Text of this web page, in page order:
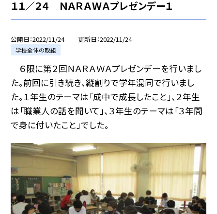
１１／２４ ＮＡＲＡＷＡプレゼンデー１
公開日 2022/11/24 更新日 2022/11/24
学校全体の取組
６限に第２回ＮＡＲＡＷＡプレゼンデーを行いまし
た。前回に引き続き、縦割りで学年混同で行いまし
た。１年生のテーマは「成中で成長したこと」、２年生
は「職業人の話を聞いて」、３年生のテーマは「３年間
で身に付いたこと」でした。